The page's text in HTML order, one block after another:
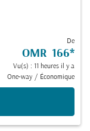
De
OMR 166*
Vu(s) : 11 heures il y a
One-way / Économique